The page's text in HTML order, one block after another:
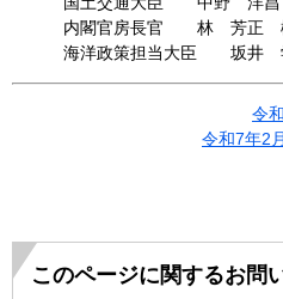
内閣官房長官 林 芳正
海洋政策担当大臣 坂井
令
令和7年2
このページに関するお問